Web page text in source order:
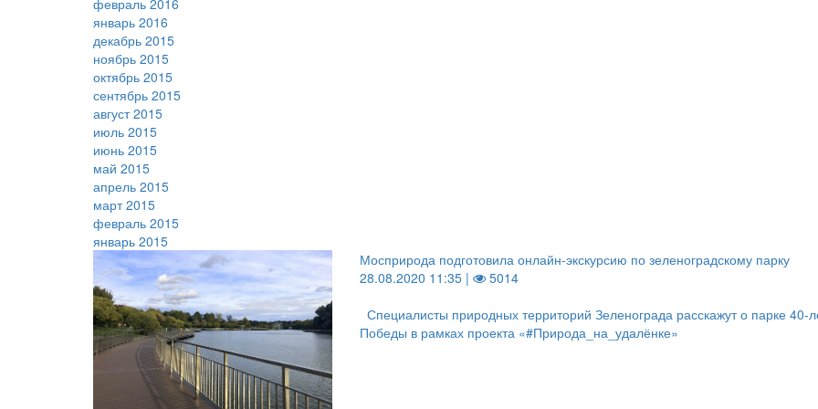
февраль 2016
январь 2016
декабрь 2015
ноябрь 2015
октябрь 2015
сентябрь 2015
август 2015
июль 2015
июнь 2015
май 2015
апрель 2015
март 2015
февраль 2015
январь 2015
Мосприрода подготовила онлайн-экскурсию по зеленоградскому парку
28.08.2020 11:35 |
5014
Специалисты природных территорий Зеленограда расскажут о парке 40-
Победы в рамках проекта «#Природа_на_удалёнке»